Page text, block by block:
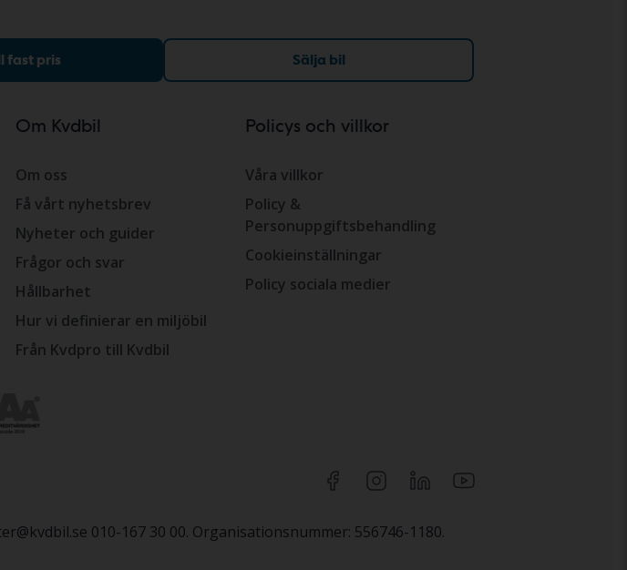
fast pris Sälja bil
Om Kvdbil
Om oss
Få vårt nyhetsbrev
Nyheter och guider
Frågor och svar
Hållbarhet
Hur vi definierar en miljöbil
Från Kvdpro till Kvdbil
Policys och villkor
Våra villkor
Policy &
Personuppgiftsbehandling
Cookieinställningar
Policy sociala medier
010-167 30 00. Organisationsnummer: 556746-1180.